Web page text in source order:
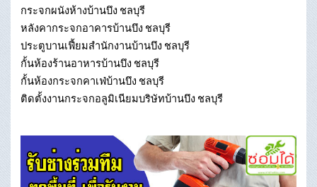
กระจกผนังห้างบ้านบึง ชลบุรี
หลังคากระจกอาคารบ้านบึง ชลบุรี
ประตูบานเฟี้ยมสำนักงานบ้านบึง ชลบุรี
กั้นห้องร้านอาหารบ้านบึง ชลบุรี
กั้นห้องกระจกคาเฟ่บ้านบึง ชลบุรี
ติดตั้งงานกระจกอลูมิเนียมบริษัทบ้านบึง ชลบุรี